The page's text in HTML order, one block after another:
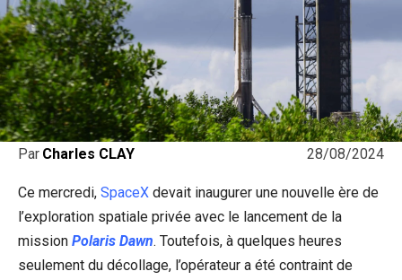
28/08/2024
Par Charles CLAY
Ce mercredi, SpaceX devait inaugurer une nouvelle ère de
l’exploration spatiale privée avec le lancement de la
mission Polaris Dawn. Toutefois, à quelques heures
seulement du décollage, l’opérateur a été contraint de